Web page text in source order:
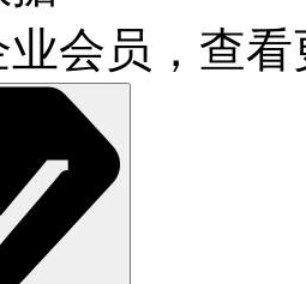
会员，查